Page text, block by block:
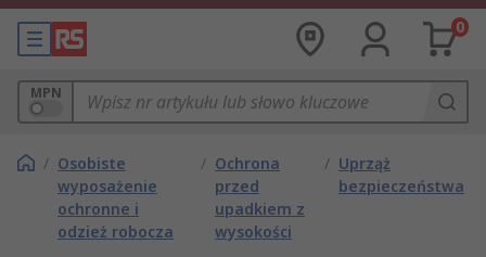
0
MPN
/ Osobiste
wyposażenie
ochronne i
odzież robocza
/ Ochrona
przed
upadkiem z
wysokości
/ Uprząż
bezpieczeństwa